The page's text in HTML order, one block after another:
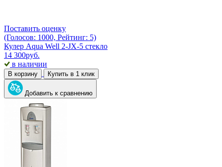
Поставить оценку
(Голосов: 1000, Рейтинг: 5)
Кулер Aqua Well 2-JX-5 стекло
14 300руб.
в наличии
В корзину Купить в 1 клик
Добавить к сравнению